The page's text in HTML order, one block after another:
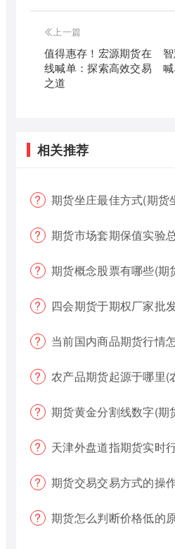
上一篇
值得惠存！宏源期货在
线喊单：探索高效交易
之道
相关推荐
期货坐庄最佳方式(期货
期货市场套期保值实验总结(期
期货概念股票有哪些(期
四会期货于期权厂家批
当前国内商品期货行情怎么样(当
农产品期货起源于哪里(农
期货黄金分割线数字(期
天津外盘道指期货实时行情
期货交易交易方式的操作流程(期货
期货怎么判断价格低的原因(期